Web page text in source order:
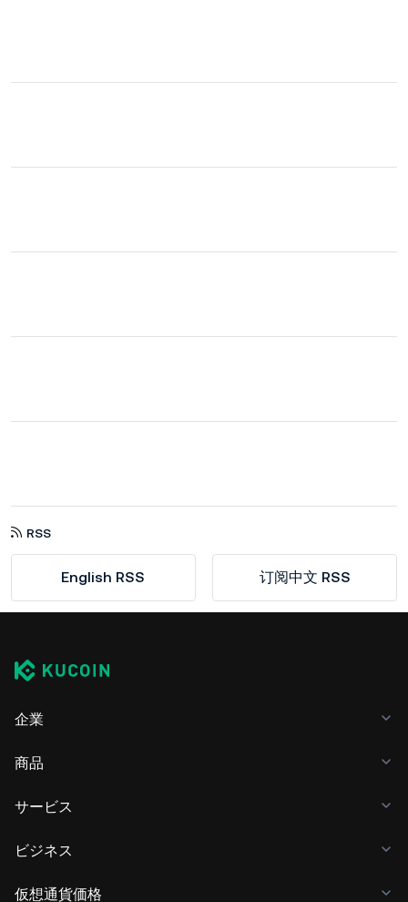
RSS
English RSS 订阅中文 RSS
企業
商品
サービス
ビジネス
仮想通貨価格